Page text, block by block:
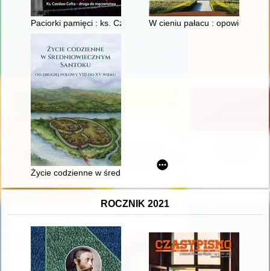
Paciorki pamięci : ks. Czesław Cofta - droga do męczeństwa
W cieniu pałacu : opowieść o
Życie codzienne w średniowiecznym Santoku : od drugiej
ROCZNIK 2021